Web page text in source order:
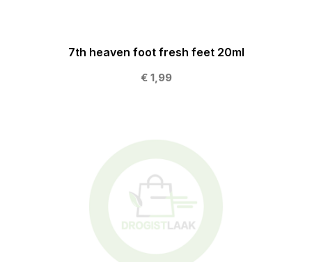
7th heaven foot fresh feet 20ml
€ 1,99